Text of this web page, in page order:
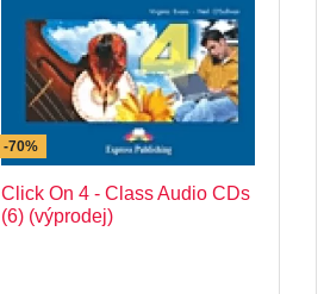
-70%
Click On 4 - Class Audio CDs
(6) (výprodej)